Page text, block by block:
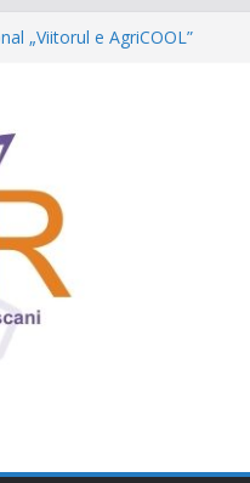
„Viitorul e AgriCOOL”
VIDEO SPOTURI „The Coral
– Invatamantul Dual în